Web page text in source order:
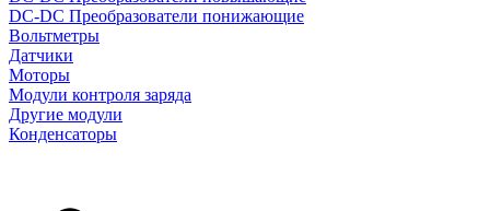
DC-DC Преобразователи понижающие
Вольтметры
Датчики
Моторы
Модули контроля заряда
Другие модули
Конденсаторы